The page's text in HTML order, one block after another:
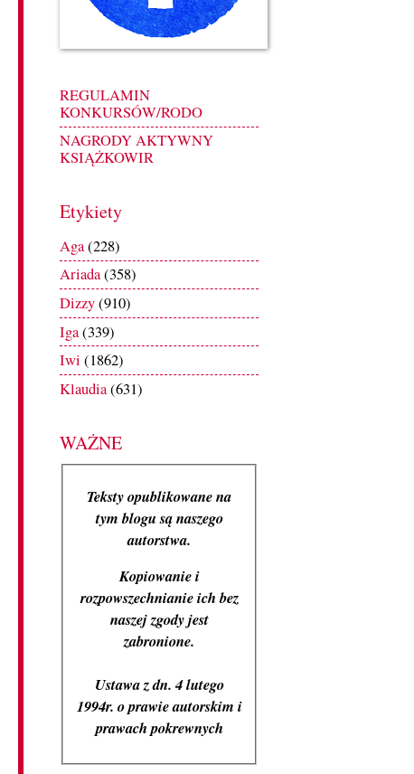
REGULAMIN
KONKURSÓW/RODO
NAGRODY AKTYWNY
KSIĄŻKOWIR
Etykiety
Aga(228)
Ariada(358)
Dizzy(910)
Iga(339)
Iwi (1862)
Klaudia(631)
WAŻNE
Teksty opublikowane na
tym blogu są naszego
autorstwa.
Kopiowanie i
rozpowszechnianie ich bez
naszej zgody jest
zabronione.
Ustawa z dn. 4 lutego
1994r. o prawie autorskim i
prawach pokrewnych